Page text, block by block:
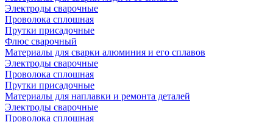
Электроды сварочные
Проволока сплошная
Прутки присадочные
Флюс сварочный
Материалы для сварки алюминия и его сплавов
Электроды сварочные
Проволока сплошная
Прутки присадочные
Материалы для наплавки и ремонта деталей
Электроды сварочные
Проволока сплошная